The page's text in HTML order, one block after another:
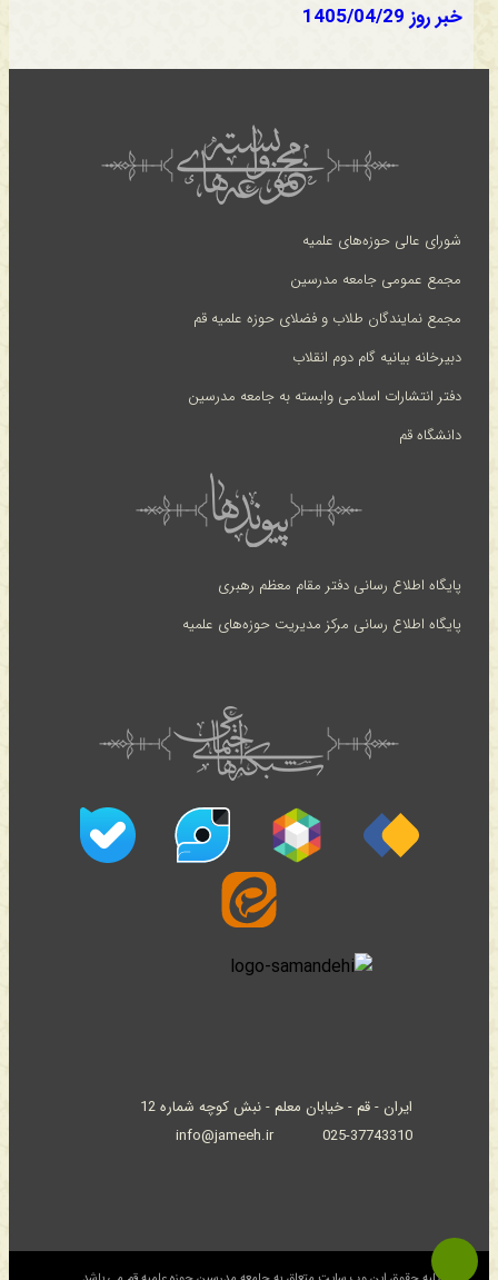
خبر روز 1405/04/29
شورای عالی حوزه‌های علمیه
مجمع عمومی جامعه مدرسین
مجمع نمایندگان طلاب و فضلای حوزه علمیه قم
دبیرخانه بیانیه گام دوم انقلاب
دفتر انتشارات اسلامی وابسته به جامعه مدرسین
دانشگاه قم
پایگاه اطلاع رسانی دفتر مقام معظم رهبری
پایگاه اطلاع رسانی مرکز مدیریت حوزه‌های علمیه
ایران - قم - خیابان معلم - نبش کوچه شماره 12
025-37743310
info@jameeh.ir